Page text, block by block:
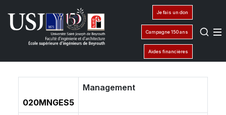
Je fais un don
Campagne 150 ans
Aides financières
020MNGES5
Management